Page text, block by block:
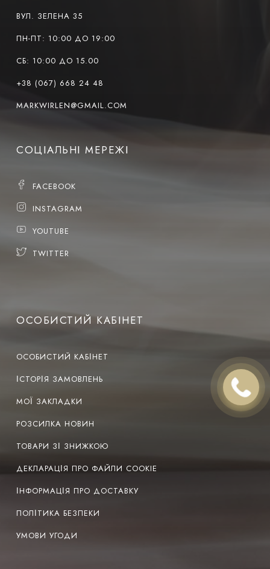
ВУЛ. ЗЕЛЕНА 35
ПН-ПТ: 10:00 ДО 19:00
СБ: 10:00 ДО 15.00
+38 (067) 668 24 48
MARKWIRLEN@GMAIL.COM
СОЦІАЛЬНІ МЕРЕЖІ
FACEBOOK
INSTAGRAM
YOUTUBE
TWITTER
ОСОБИСТИЙ КАБІНЕТ
ОСОБИСТИЙ КАБІНЕТ
ІСТОРІЯ ЗАМОВЛЕНЬ
МОЇ ЗАКЛАДКИ
РОЗСИЛКА НОВИН
ТОВАРИ ЗІ ЗНИЖКОЮ
ДЕКЛАРАЦІЯ ПРО ФАЙЛИ COOKIE
ІНФОРМАЦІЯ ПРО ДОСТАВКУ
ПОЛІТИКА БЕЗПЕКИ
УМОВИ УГОДИ